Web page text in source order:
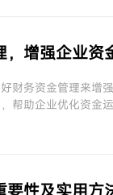
，增强企业资
财务资金管理来增强
帮助企业优化资金
要性及实用方